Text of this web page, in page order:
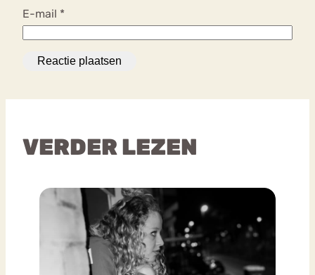
E-mail *
VERDER LEZEN